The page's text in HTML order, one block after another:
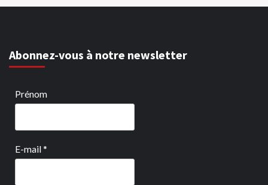
Abonnez-vous à notre newsletter
Prénom
E-mail*